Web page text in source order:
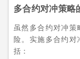
多合约对冲策略
虽然多合约对冲
险。实施多合约
括：